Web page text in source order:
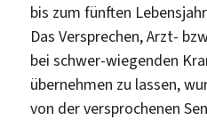
bis zum fünften
Das Versprechen, Arzt-
bei schwer-wiegenden
übernehmen zu lassen,
von der versprochenen